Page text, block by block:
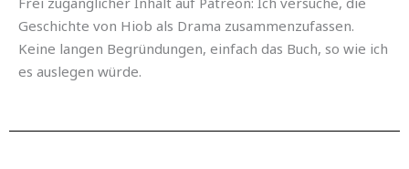
Geschichte von Hiob als Drama zusammenzufassen.
Keine langen Begründungen, einfach das Buch, so wie ich
es auslegen würde.